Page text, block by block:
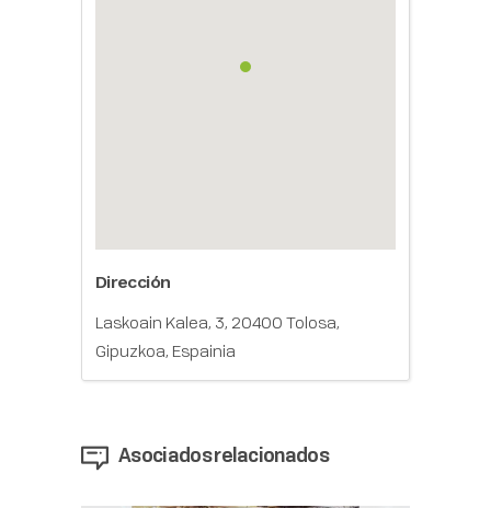
Dirección
Laskoain Kalea, 3, 20400 Tolosa,
Gipuzkoa, Espainia
Asociados relacionados